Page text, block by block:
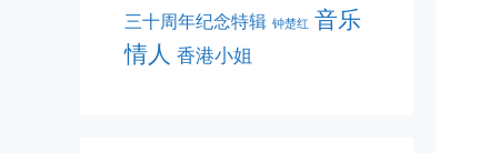
三十周年纪念特辑 钟楚红 音乐
情人 香港小姐